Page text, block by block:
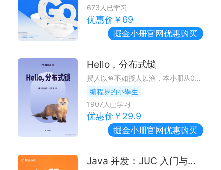
673 人已学习
优惠价￥ 69
掘金小册官网优惠购买
Hello，分布式锁
授人以鱼不如授人以渔，本小册从0到1采取图文结合的方式带你彻底掌握分布式锁的设计思想以及核心源码。思想永远大于源码，本小册通过推导式先讲解思想，再带着思想深入到源码。
编程界的小學生
1907人已学习
优惠价￥ 29.9
掘金小册官网优惠购买
Java 并发：JUC 入门与进阶